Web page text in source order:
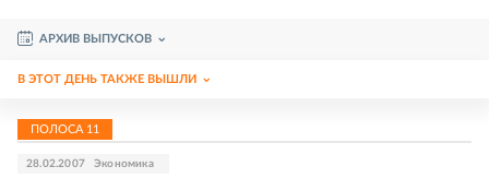
АРХИВ ВЫПУСКОВ
В ЭТОТ ДЕНЬ ТАКЖЕ ВЫШЛИ
ПОЛОСА 11
28.02.2007 Экономика